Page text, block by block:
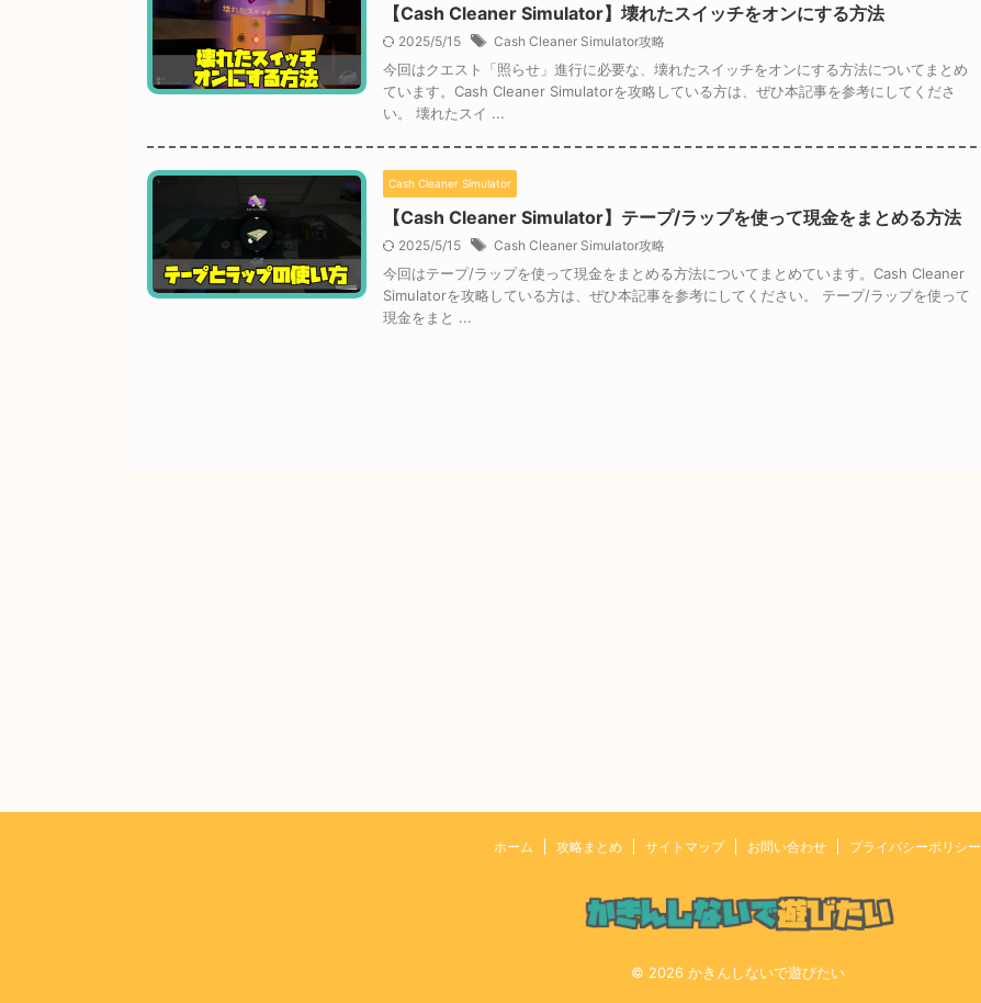
【Cash Cleaner Simulator】壊れたスイッチをオンにする方法
2025/5/15 Cash Cleaner Simulator攻略
今回はクエスト「照らせ」進行に必要な、壊れたスイッチをオンにする方法についてまとめ
ています。Cash Cleaner Simulatorを攻略している方は、ぜひ本記事を参考にしてくださ
い。 壊れたスイ ...
Cash Cleaner Simulator
【Cash Cleaner Simulator】テープ/ラップを使って現金をまとめる方法
2025/5/15 Cash Cleaner Simulator攻略
今回はテープ/ラップを使って現金をまとめる方法についてまとめています。Cash Cleaner
Simulatorを攻略している方は、ぜひ本記事を参考にしてください。 テープ/ラップを使って
現金をまと ...
ホーム 攻略まとめ サイトマップ お問い合わせ プライバシーポリシー
© 2026 かきんしないで遊びたい